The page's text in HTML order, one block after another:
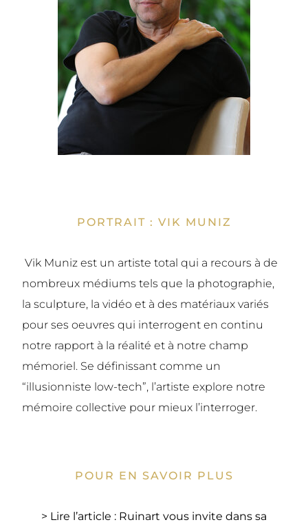
PORTRAIT : VIK MUNIZ
Vik Muniz est un artiste total qui a recours à de
nombreux médiums tels que la photographie,
la sculpture, la vidéo et à des matériaux variés
pour ses oeuvres qui interrogent en continu
notre rapport à la réalité et à notre champ
mémoriel. Se définissant comme un
“illusionniste low-tech”, l’artiste explore notre
mémoire collective pour mieux l’interroger.
POUR EN SAVOIR PLUS
> Lire l’article : Ruinart vous invite dans sa